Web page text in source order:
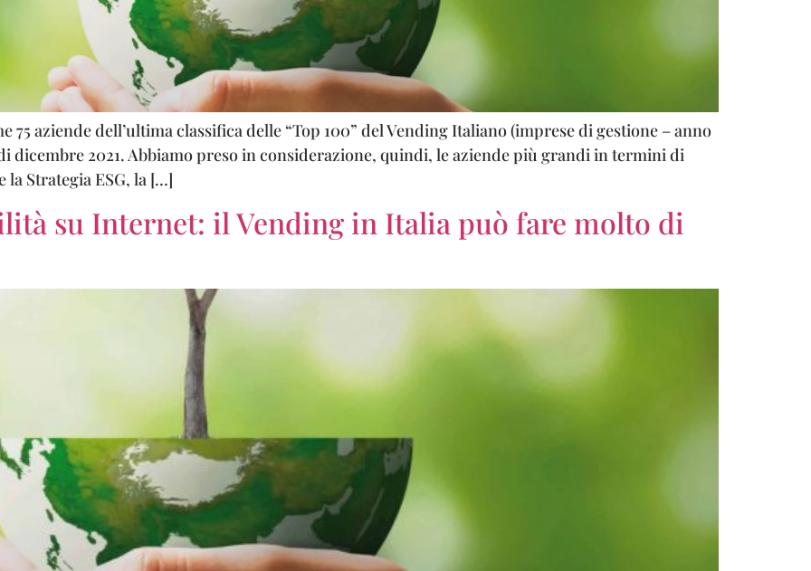
aziende dell’ultima classifica delle “Top 100” del Vending Italiano (imprese di gestione – anno
dicembre 2021. Abbiamo preso in considerazione, quindi, le aziende più grandi in termini di
Strategia ESG, la […]
su Internet: il Vending in Italia può fare molto di